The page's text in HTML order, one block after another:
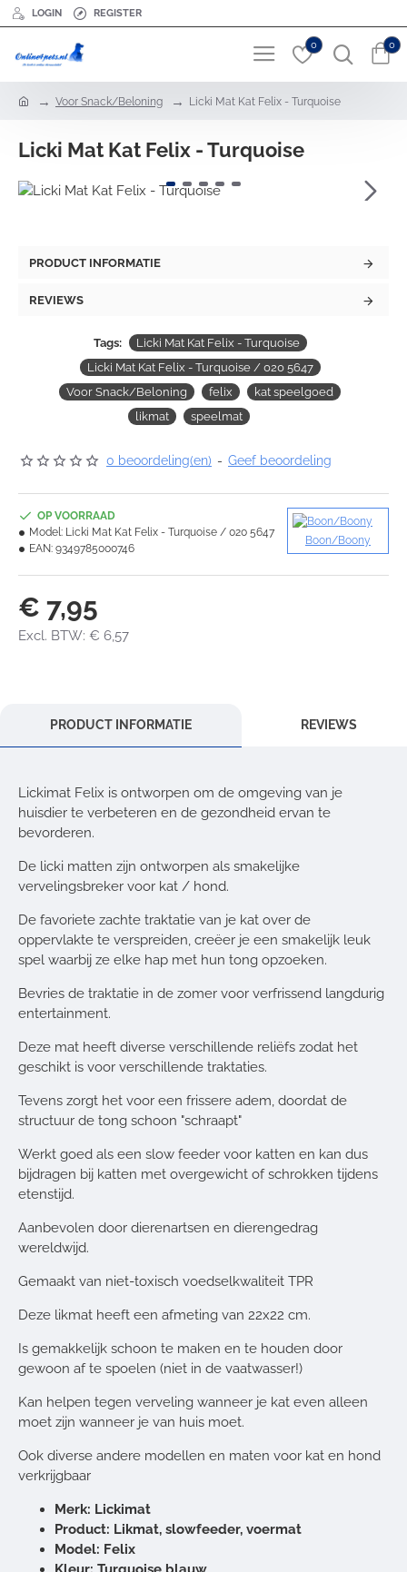
LOGIN REGISTER
0 0
e
Voor Snack/Beloning Licki Mat Kat Felix - Turquoise
Licki Mat Kat Felix - Turquoise
PRODUCT INFORMATIE
REVIEWS
Tags:
Licki Mat Kat Felix - Turquoise
Licki Mat Kat Felix - Turquoise / 020 5647
Voor Snack/Beloning
felix
kat speelgoed
likmat
speelmat
0 beoordeling(en) - Geef beoordeling
€ 7,95
Excl. BTW: € 6,57
OP VOORRAAD
Model: Licki Mat Kat Felix - Turquoise / 020 5647
EAN: 9349785000746
Boon/Boony
PRODUCT INFORMATIE REVIEWS
Lickimat Felix is ontworpen om de omgeving van je
huisdier te verbeteren en de gezondheid ervan te
bevorderen.
De licki matten zijn ontworpen als smakelijke
vervelingsbreker voor kat / hond.
De favoriete zachte traktatie van je kat over de
oppervlakte te verspreiden, creëer je een smakelijk leuk
spel waarbij ze elke hap met hun tong opzoeken.
Bevries de traktatie in de zomer voor verfrissend langdurig
entertainment.
Deze mat heeft diverse verschillende reliëfs zodat het
geschikt is voor verschillende traktaties.
Tevens zorgt het voor een frissere adem, doordat de
structuur de tong schoon "schraapt"
Werkt goed als een slow feeder voor katten en kan dus
bijdragen bij katten met overgewicht of schrokken tijdens
etenstijd.
Aanbevolen door dierenartsen en dierengedrag
wereldwijd.
Gemaakt van niet-toxisch voedselkwaliteit TPR
Deze likmat heeft een afmeting van 22x22 cm.
Is gemakkelijk schoon te maken en te houden door
gewoon af te spoelen (niet in de vaatwasser!)
Kan helpen tegen verveling wanneer je kat even alleen
moet zijn wanneer je van huis moet.
Ook diverse andere modellen en maten voor kat en hond
verkrijgbaar
Merk: Lickimat
Product: Likmat, slowfeeder, voermat
Model: Felix